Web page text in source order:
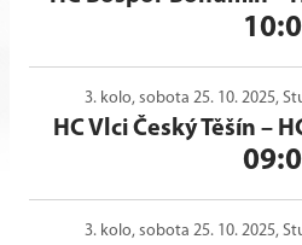
3. kolo, sobota 25. 10. 2025,
HC Vlci Český Těšín –
3. kolo, sobota 25. 10. 2025,